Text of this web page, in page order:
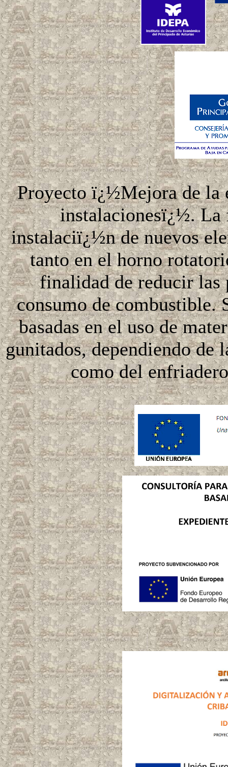
Proyecto ï¿½Mejora de la
instalacionesï¿½. La
instalaciï¿½n de nuevos
tanto en el horno
finalidad de reducir
consumo de combustible.
basadas en el uso de
gunitados, dependiendo de
como del